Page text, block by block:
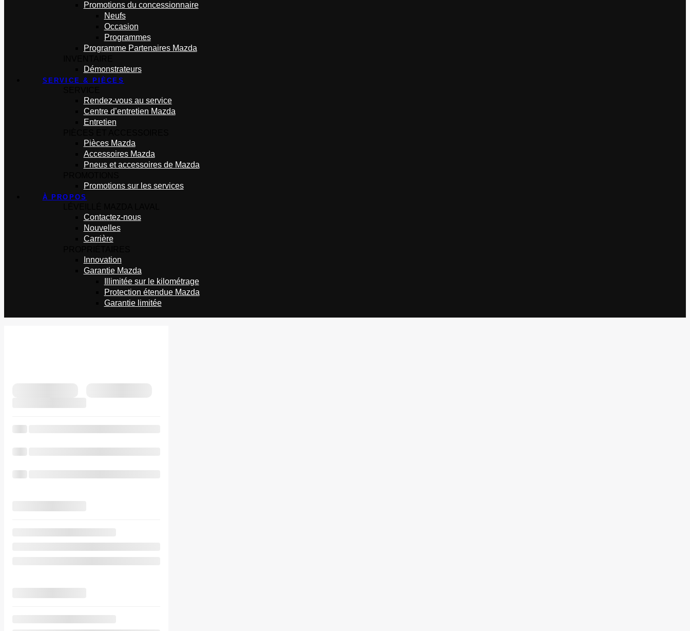
Promotions du concessionnaire
Neufs
Occasion
Programmes
Programme Partenaires Mazda
Démonstrateurs
SERVICE & PIÈCES
Rendez-vous au service
Centre d’entretien Mazda
Entretien
Pièces Mazda
Accessoires Mazda
Pneus et accessoires de Mazda
Promotions sur les services
À PROPOS
Contactez-nous
Nouvelles
Carrière
Innovation
Garantie Mazda
Illimitée sur le kilométrage
Protection étendue Mazda
Garantie limitée